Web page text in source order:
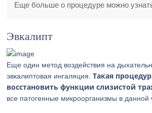
Еще больше о процедуре можно
Эвкалипт
Еще один метод воздействия на
эвкалиптовая ингаляция.Такая
восстановить функции слизистой
все патогенные микроорганизмы в данной